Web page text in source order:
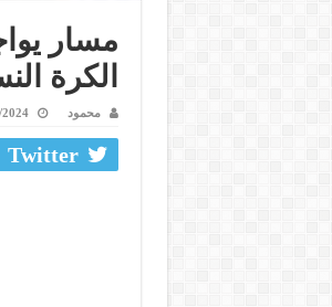
مسار
الكرة
محمود
Twitter